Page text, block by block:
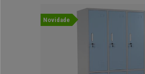
Novidade